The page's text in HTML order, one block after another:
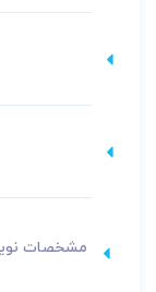
فراهم می
مشخصات